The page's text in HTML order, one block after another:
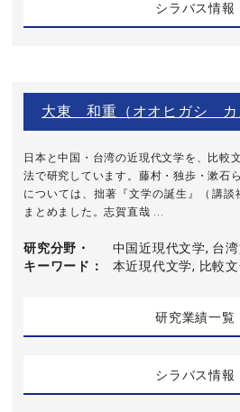
シラバス情報
大東 和重（オオヒガシ カ
日本と中国・台湾の近現代文学を、比較
法で研究しています。藤村・独歩・漱石
については、拙著『文学の誕生』（講
まとめました。志賀直哉 ...
研究分野・
キーワード
中国近現代文学, 台
本近現代文学, 比較
研究業績一覧
シラバス情報